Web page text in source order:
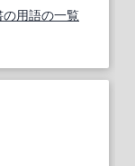
の用語の一覧